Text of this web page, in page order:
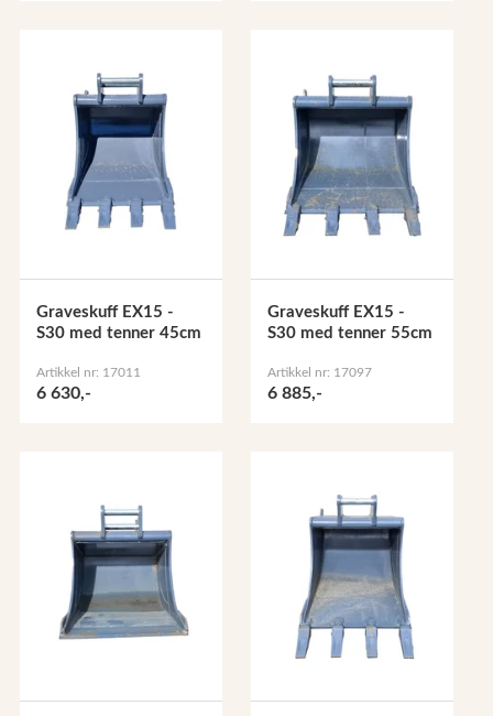
Graveskuff EX15 -
S30 med tenner 45cm
Artikkel nr: 17011
6 630,-
Graveskuff EX15 -
S30 med tenner 55cm
Artikkel nr: 17097
6 885,-